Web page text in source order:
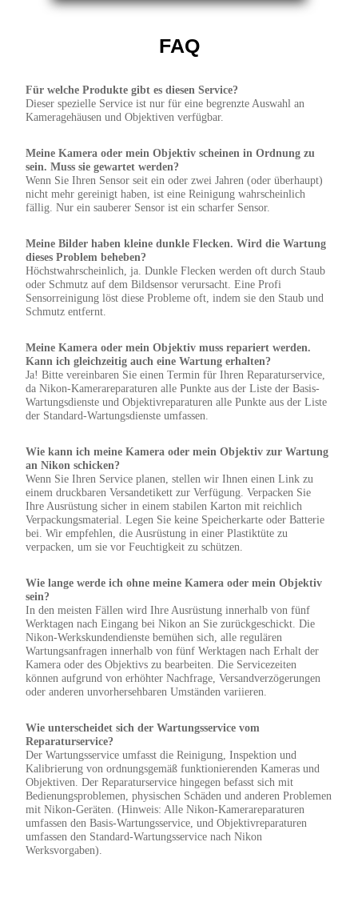
FAQ
Für welche Produkte gibt es diesen Service?
Dieser spezielle Service ist nur für eine begrenzte Auswahl an
Kameragehäusen und Objektiven verfügbar.
Meine Kamera oder mein Objektiv scheinen in Ordnung zu
sein. Muss sie gewartet werden?
Wenn Sie Ihren Sensor seit ein oder zwei Jahren (oder überhaupt)
nicht mehr gereinigt haben, ist eine Reinigung wahrscheinlich
fällig. Nur ein sauberer Sensor ist ein scharfer Sensor.
Meine Bilder haben kleine dunkle Flecken. Wird die Wartung
dieses Problem beheben?
Höchstwahrscheinlich, ja. Dunkle Flecken werden oft durch Staub
oder Schmutz auf dem Bildsensor verursacht. Eine Profi
Sensorreinigung löst diese Probleme oft, indem sie den Staub und
Schmutz entfernt.
Meine Kamera oder mein Objektiv muss repariert werden.
Kann ich gleichzeitig auch eine Wartung erhalten?
Ja! Bitte vereinbaren Sie einen Termin für Ihren Reparaturservice,
da Nikon-Kamerareparaturen alle Punkte aus der Liste der Basis-
Wartungsdienste und Objektivreparaturen alle Punkte aus der Liste
der Standard-Wartungsdienste umfassen.
Wie kann ich meine Kamera oder mein Objektiv zur Wartung
an Nikon schicken?
Wenn Sie Ihren Service planen, stellen wir Ihnen einen Link zu
einem druckbaren Versandetikett zur Verfügung. Verpacken Sie
Ihre Ausrüstung sicher in einem stabilen Karton mit reichlich
Verpackungsmaterial. Legen Sie keine Speicherkarte oder Batterie
bei. Wir empfehlen, die Ausrüstung in einer Plastiktüte zu
verpacken, um sie vor Feuchtigkeit zu schützen.
Wie lange werde ich ohne meine Kamera oder mein Objektiv
sein?
In den meisten Fällen wird Ihre Ausrüstung innerhalb von fünf
Werktagen nach Eingang bei Nikon an Sie zurückgeschickt. Die
Nikon-Werkskundendienste bemühen sich, alle regulären
Wartungsanfragen innerhalb von fünf Werktagen nach Erhalt der
Kamera oder des Objektivs zu bearbeiten. Die Servicezeiten
können aufgrund von erhöhter Nachfrage, Versandverzögerungen
oder anderen unvorhersehbaren Umständen variieren.
Wie unterscheidet sich der Wartungsservice vom
Reparaturservice?
Der Wartungsservice umfasst die Reinigung, Inspektion und
Kalibrierung von ordnungsgemäß funktionierenden Kameras und
Objektiven. Der Reparaturservice hingegen befasst sich mit
Bedienungsproblemen, physischen Schäden und anderen Problemen
mit Nikon-Geräten. (Hinweis: Alle Nikon-Kamerareparaturen
umfassen den Basis-Wartungsservice, und Objektivreparaturen
umfassen den Standard-Wartungsservice nach Nikon
Werksvorgaben).